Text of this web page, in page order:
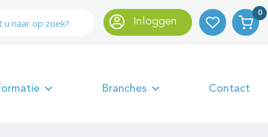
0
Inloggen
Branches Contact